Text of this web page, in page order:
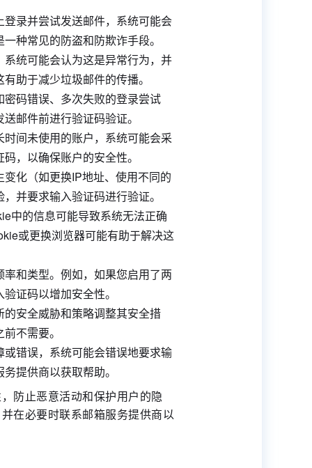
录并尝试发送邮件，系统可能会
种常见的防盗和防欺诈手段。
统可能会认为这是异常行为，并
助于减少垃圾邮件的传播。
码错误、多次失败的登录尝试
邮件前进行验证码验证。
间未使用的账户，系统可能会采
，以确保账户的安全性。
化（如更换IP地址、使用不同的
并要求输入验证码进行验证。
中的信息可能导致系统无法正确
或更换浏览器可能有助于解决这
和类型。例如，如果您启用了两
证码以增加安全性。
安全威胁和策略调整其安全措
不需要。
错误，系统可能会错误地要求输
提供商以获取帮助。
防止恶意活动和保护用户的隐
在必要时联系邮箱服务提供商以